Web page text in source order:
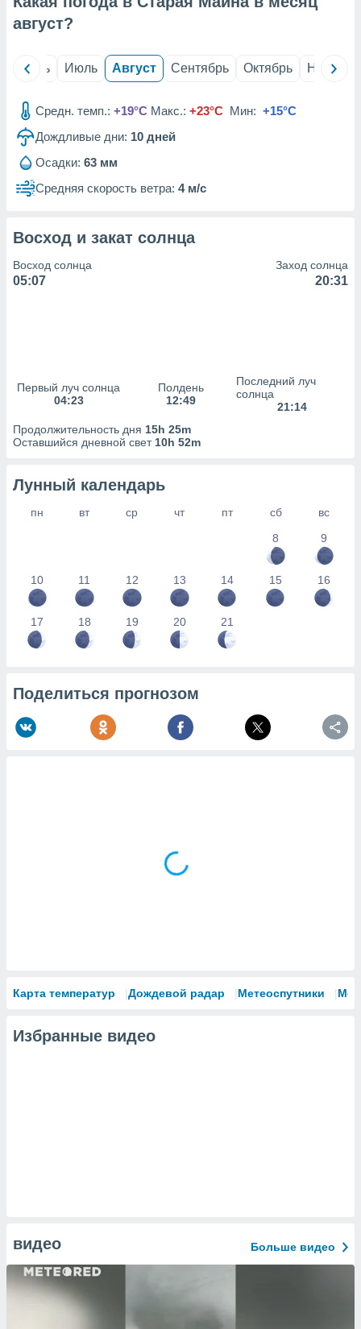
из
данных
наших 1199
август?
Июнь Июль Август Сентябрь Октябрь Ноябрь
Средн. темп.: +19°C Макс.: +23°C Мин: +15°C
Дождливые дни: 10 дней
Осадки: 63 мм
Средняя скорость ветра: 4 м/с
Восход и закат солнца
Восход солнца
05:07
Заход солнца
20:31
Первый луч солнца
04:23
Полдень
12:49
Последний луч
солнца
21:14
Продолжительность дня 15h 25m
Оставшийся дневной свет 10h 52m
Лунный календарь
пн вт ср чт пт сб
вс
8
9
10 11 12 13 14 15 16
17 18 19 20 21
Поделиться прогнозом
Карта температур Дождевой радар Метеоспутники
Избранные видео
видео Больше видео